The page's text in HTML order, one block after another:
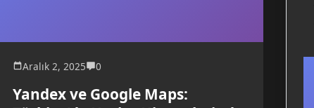
Aralık 2, 2025 0
Yandex ve Google Maps: